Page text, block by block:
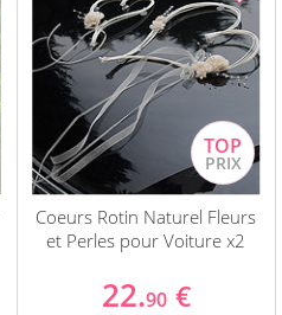
Coeurs Rotin Naturel Fleurs
et Perles pour Voiture x2
22.90 €